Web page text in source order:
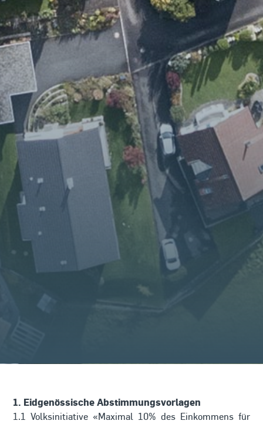
1. Eidgenössische Abstimmungsvorlagen
1.1 Volksinitiative «Maximal 10% des Einkommens für